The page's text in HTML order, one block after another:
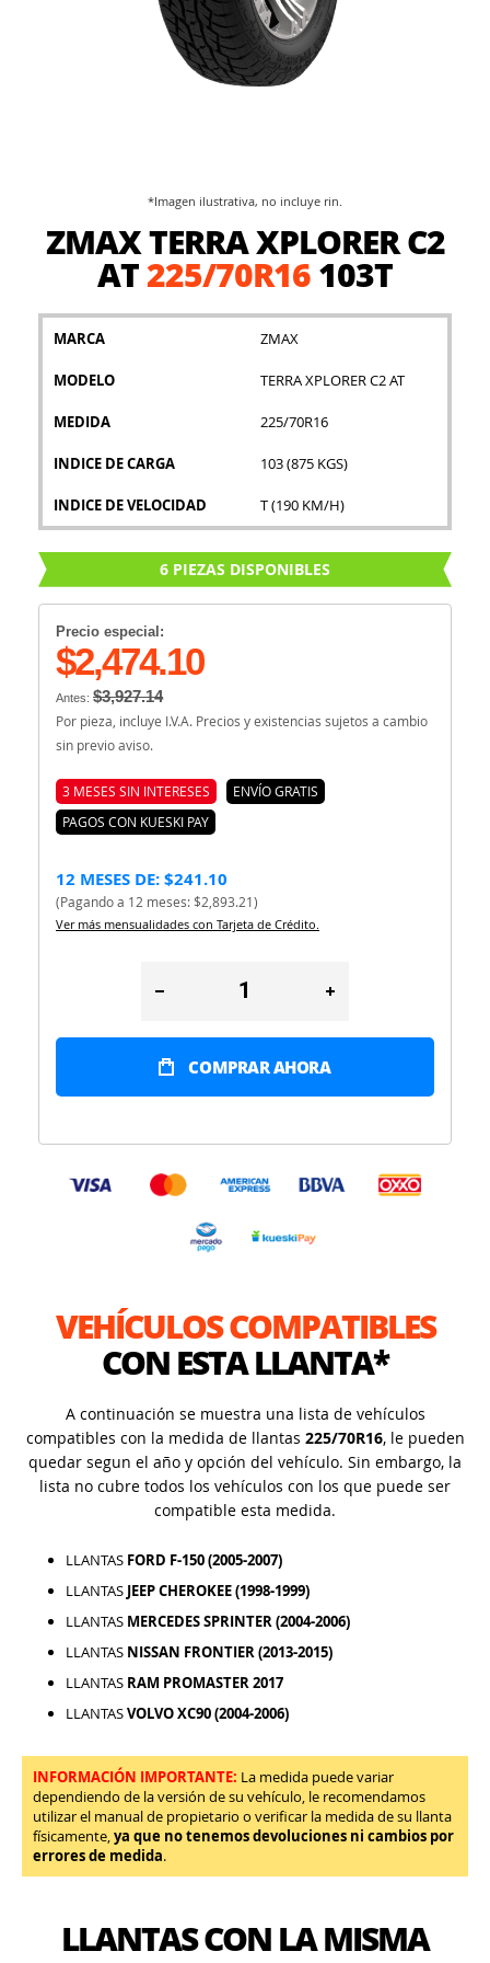
ZMAX TERRA XPLORER C2
AT225/70R16103T
MARCA ZMAX
MODELO TERRA XPLORER C2 AT
MEDIDA 225/70R16
INDICE DE CARGA 103 (875 KGS)
INDICE DE VELOCIDAD T (190 KM/H)
6 PIEZAS DISPONIBLES
Precio especial:
$2,474.10
Antes: $3,927.14
Por pieza, incluye I.V.A. Precios y existencias sujetos a cambio
sin previo aviso.
3 MESES SIN INTERESES
ENVÍO GRATIS
PAGOS CON KUESKI PAY
12 MESES DE: $241.10
(Pagando a 12 meses: $2,893.21)
Ver más mensualidades con Tarjeta de Crédito.
COMPRAR AHORA
*Imagen ilustrativa, no incluye rin.
galería
imágenes
VEHÍCULOS COMPATIBLES
CON ESTA LLANTA*
A continuación se muestra una lista de vehículos
compatibles con la medida de llantas 225/70R16, le pueden
quedar segun el año y opción del vehículo. Sin embargo, la
lista no cubre todos los vehículos con los que puede ser
compatible esta medida.
LLANTAS FORD F-150 (2005-2007)
LLANTAS JEEP CHEROKEE (1998-1999)
LLANTAS MERCEDES SPRINTER (2004-2006)
LLANTAS NISSAN FRONTIER (2013-2015)
LLANTAS RAM PROMASTER 2017
LLANTASVOLVO XC90 (2004-2006)
INFORMACIÓN IMPORTANTE: La medida puede variar
dependiendo de la versión de su vehículo, le recomendamos
utilizar el manual de propietario o verificar la medida de su llanta
físicamente,ya que no tenemos devoluciones ni cambios por
errores de medida.
LLANTAS CON LA MISMA